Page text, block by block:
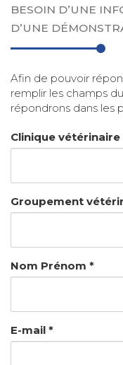
BESOIN D’UNE
D’UNE
Afin de pouvoir
remplir les champs
répondrons dans les
Clinique vétérinaire
Groupement
Nom Prénom *
E-mail *